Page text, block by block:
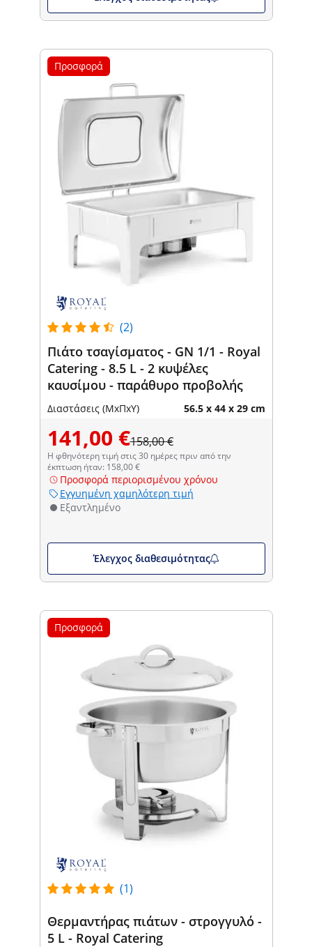
Προσφορά
(2)
Πιάτο τσαγίσματος - GN 1/1 - Royal
Catering - 8.5 L - 2 κυψέλες
καυσίμου - παράθυρο προβολής
Διαστάσεις (ΜxΠxΥ) 56.5 x 44 x 29 cm
141,00 €158,00 €
Η φθηνότερη τιμή στις 30 ημέρες πριν από την
έκπτωση ήταν: 158,00 €
Προσφορά περιορισμένου χρόνου
Εγγυημένη χαμηλότερη τιμή
Εξαντλημένο
Έλεγχος διαθεσιμότητας
Προσφορά
(1)
Θερμαντήρας πιάτων - στρογγυλό -
5 L - Royal Catering